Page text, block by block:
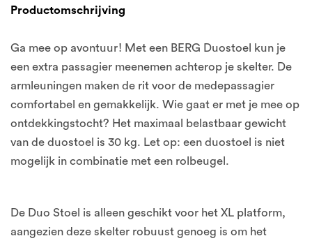
Productomschrijving
Ga mee op avontuur! Met een BERG Duostoel kun je
een extra passagier meenemen achterop je skelter. De
armleuningen maken de rit voor de medepassagier
comfortabel en gemakkelijk. Wie gaat er met je mee op
ontdekkingstocht? Het maximaal belastbaar gewicht
van de duostoel is 30 kg. Let op: een duostoel is niet
mogelijk in combinatie met een rolbeugel.
De Duo Stoel is alleen geschikt voor het XL platform,
aangezien deze skelter robuust genoeg is om het